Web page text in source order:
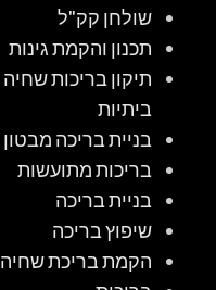
שולחן קק"ל
תכנון והקמת גינות
תיקון בריכות שחיה
ביתיות
בניית בריכה מבטון
בריכות מתועשות
בניית בריכה
שיפוץ בריכה
הקמת בריכת שחיה